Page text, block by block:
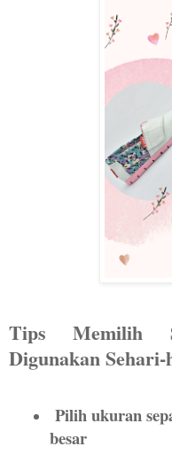
Tips Memilih
Digunakan
Pilih ukuran
besar